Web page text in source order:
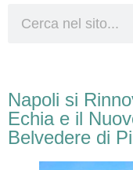
Napoli si
Echia e il
Belvedere di